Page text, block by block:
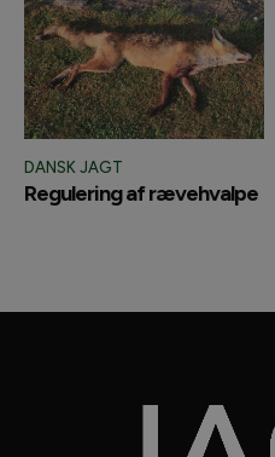
DANSK JAGT
Regulering af rævehvalpe